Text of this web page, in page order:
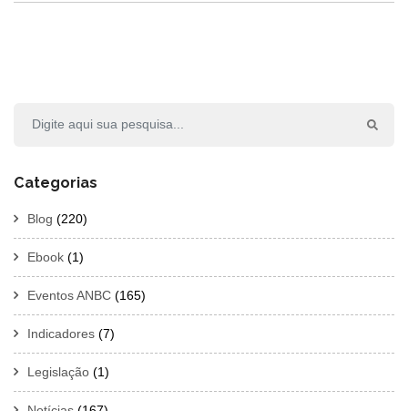
Categorias
Blog (220)
Ebook (1)
Eventos ANBC (165)
Indicadores (7)
Legislação (1)